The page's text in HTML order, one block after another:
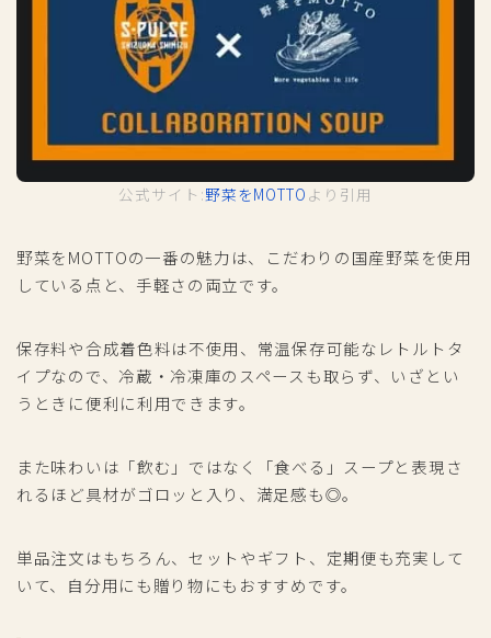
公式サイト:野菜をMOTTO より引用
野菜をMOTTOの一番の魅力は、こだわりの国産野菜を使用
している点と、手軽さの両立です。
保存料や合成着色料は不使用、常温保存可能なレトルトタ
イプなので、冷蔵・冷凍庫のスペースも取らず、いざとい
うときに便利に利用できます。
また味わいは「飲む」ではなく「食べる」スープと表現さ
れるほど具材がゴロッと入り、満足感も◎。
単品注文はもちろん、セットやギフト、定期便も充実して
いて、自分用にも贈り物にもおすすめです。